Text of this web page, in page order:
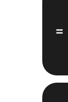
II